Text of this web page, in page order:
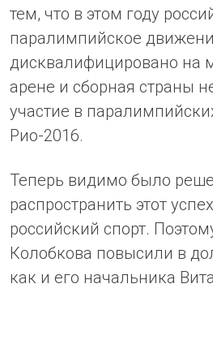
тем, что в этом году
паралимпийское
дисквалифицировано на
арене и сборная страны
участие в
Рио-2016.
Теперь видимо было
распространить этот
российский спорт.
Колобкова повысили в
как и его начальника